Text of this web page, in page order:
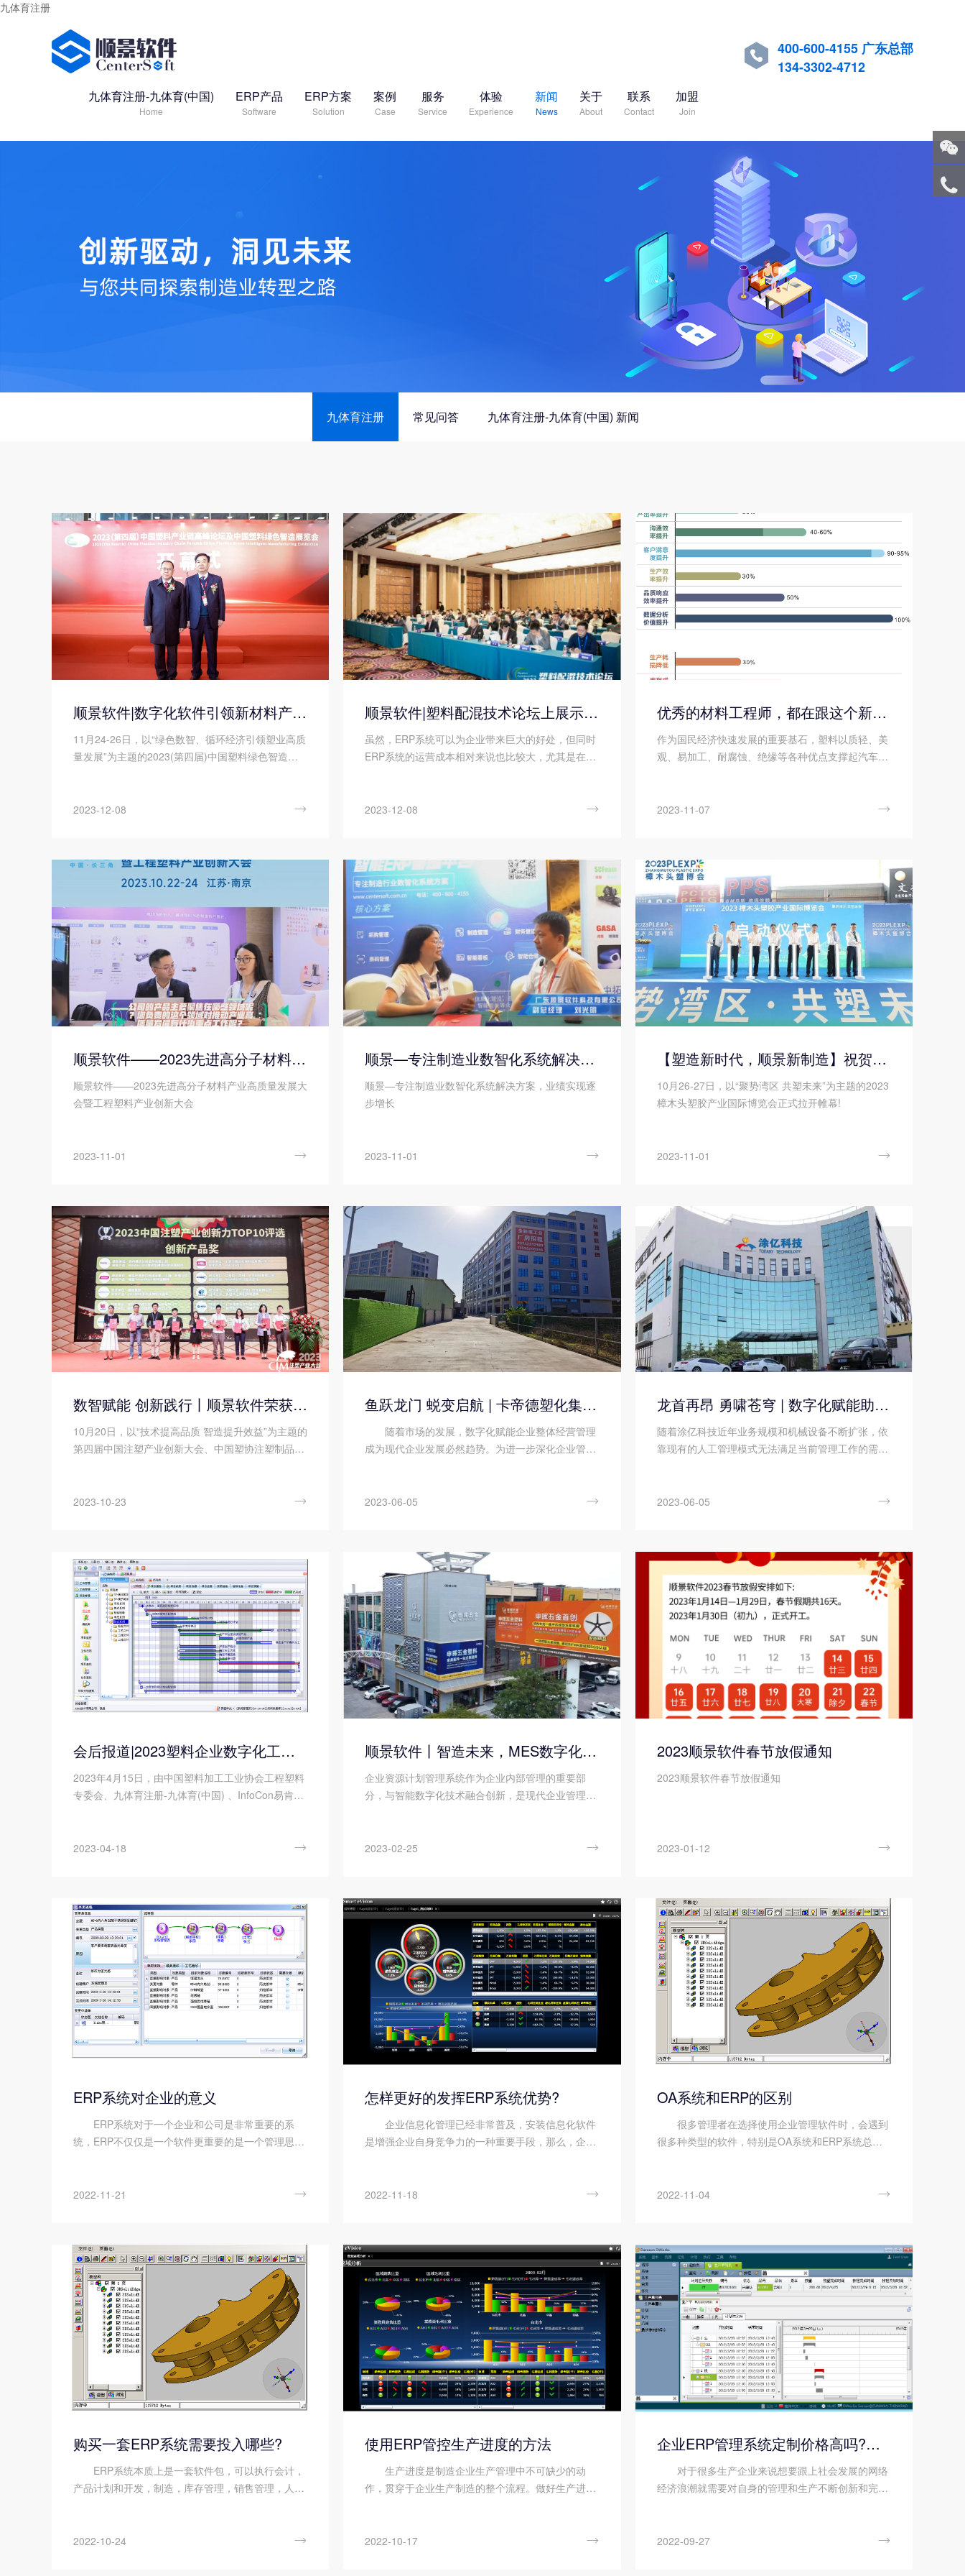
九体育注册

400-600-4155 广东总部
134-3302-4712
九体育注册-九体育(中国)
Home
ERP产品
Software
ERP方案
Solution
案例
Case
服务
Service
体验
Experience
新闻
News
关于
About
联系
Contact
加盟
Join
九体育注册 常见问答 九体育注册-九体育(中国) 新闻
顺景软件|数字化软件引领新材料产业绿色智造新篇章
11月24-26日，以“绿色数智、循环经济引领塑业高质
量发展”为主题的2023(第四届)中国塑料绿色智造展
产业发展的重要趋势。在这个背景下，顺景软件作为
展览会。
2023-12-08 
顺景软件|塑料配混技术论坛上展示数字化的力量
虽然，ERP系统可以为企业带来巨大的好处，但同时
ERP系统的运营成本相对来说也比较大，尤其是在当
的计算方法，以便帮助企业降低运营成本并提高生产
2023-12-08 
优秀的材料工程师，都在跟这个新朋友打交道!
作为国民经济快速发展的重要基石，塑料以质轻、美
观、易加工、耐腐蚀、绝缘等各种优点支撑起汽车、
使用，需要进行各种改性处理，以获得更加优异均衡
计，不经改性的塑料，注定难堪大用，不会是靠谱的
产品和商品，作为承接上游合成树脂和下游具体应用
的改性塑料行业，其重要性自然不言而喻。
2023-11-07 
顺景软件——2023先进高分子材料产业高质量发展大会暨工程塑料产业创新大会
顺景软件——2023先进高分子材料产业高质量发展大
会暨工程塑料产业创新大会
2023-11-01 
顺景—专注制造业数智化系统解决方案，业绩实现逐步增长
顺景—专注制造业数智化系统解决方案，业绩实现逐
步增长
2023-11-01 
【塑造新时代，顺景新制造】祝贺2023樟木头塑博会圆满落幕!
10月26-27日，以“聚势湾区 共塑未来”为主题的2023
樟木头塑胶产业国际博览会正式拉开帷幕!
2023-11-01 
数智赋能 创新践行丨顺景软件荣获中国注塑产业“产品创新奖”
10月20日，以“技术提高品质 智造提升效益”为主题的
第四届中国注塑产业创新大会、中国塑协注塑制品专
2023-10-23 
鱼跃龙门 蜕变启航 | 卡帝德塑化集团智慧化工厂项目启动
随着市场的发展，数字化赋能企业整体经营管理
成为现代企业发展必然趋势。为进一步深化企业管理
塑胶原料改性专家...
2023-06-05 
龙首再昂 勇啸苍穹 | 数字化赋能助力涂亿科技“智”造升级!
随着涂亿科技近年业务规模和机械设备不断扩张，依
靠现有的人工管理模式无法满足当前管理工作的需
代升级。借助顺景团队近二十年专研制造业数字化管
化管理，实现全链条信息及时交互、数据准确透明，
构建全方位的数字化企业管理平台。
2023-06-05 
会后报道|2023塑料企业数字化工厂建设交流会
2023年4月15日，由中国塑料加工工业协会工程塑料
专委会、九体育注册-九体育(中国) 、InfoCon易肯资
升、银禧科技、科聚孚、横店得邦、瑞堂塑料等单位
2023-04-18 
顺景软件丨智造未来，MES数字化赋能制造业变革重生！
企业资源计划管理系统作为企业内部管理的重要部
分，与智能数字化技术融合创新，是现代企业管理必
管理数字化升级之旅。
2023-02-25 
2023顺景软件春节放假通知
2023顺景软件春节放假通知
2023-01-12 
ERP系统对企业的意义
ERP系统对于一个企业和公司是非常重要的系
统，ERP不仅仅是一个软件更重要的是一个管理思
体育注册-九体育(中国) 小编的分享。 从...
2022-11-21 
怎样更好的发挥ERP系统优势?
企业信息化管理已经非常普及，安装信息化软件
是增强企业自身竞争力的一种重要手段，那么，企业
进的管理模式，建立...
2022-11-18 
OA系统和ERP的区别
很多管理者在选择使用企业管理软件时，会遇到
很多种类型的软件，特别是OA系统和ERP系统总是
区别如下： 含义不同： OA指Office A...
2022-11-04 
购买一套ERP系统需要投入哪些?
ERP系统本质上是一套软件包，可以执行会计，
产品计划和开发，制造，库存管理，销售管理，人力
小编来说说购买一套ERP系统需要投入...
2022-10-24 
使用ERP管控生产进度的方法
生产进度是制造企业生产管理中不可缺少的动
作，贯穿于企业生产制造的整个流程。做好生产进度
国) 小编来说说使用ERP管控生产进度的...
2022-10-17 
企业ERP管理系统定制价格高吗?有哪些功能?
对于很多生产企业来说想要跟上社会发展的网络
经济浪潮就需要对自身的管理和生产不断创新和完
足企业对网络管理软...
2022-09-27 
微信